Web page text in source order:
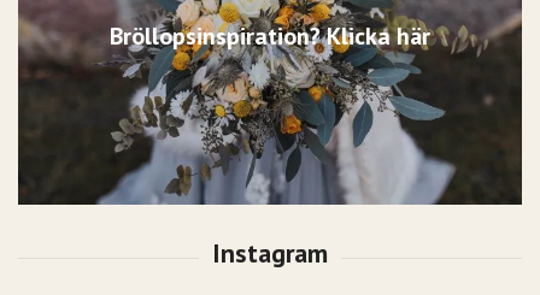
Bröllopsinspiration? Klicka här